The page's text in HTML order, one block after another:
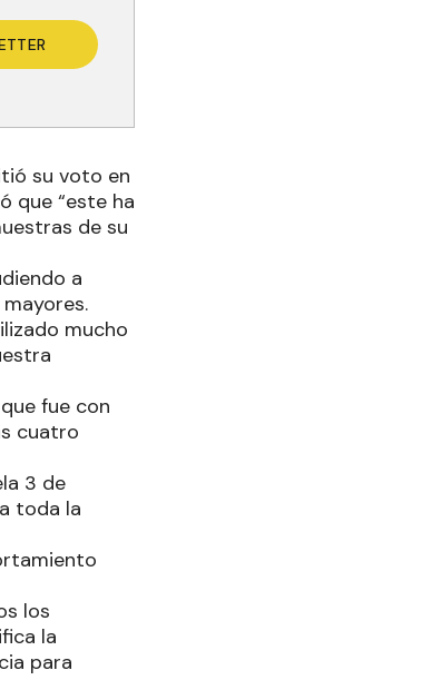
su voto en
que “este ha
de su
a
mucho
fue con
cuatro
3 de
toda la
los
la
para